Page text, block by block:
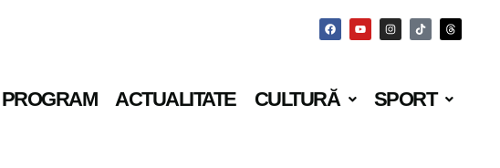
PROGRAM ACTUALITATE CULTURĂ SPORT